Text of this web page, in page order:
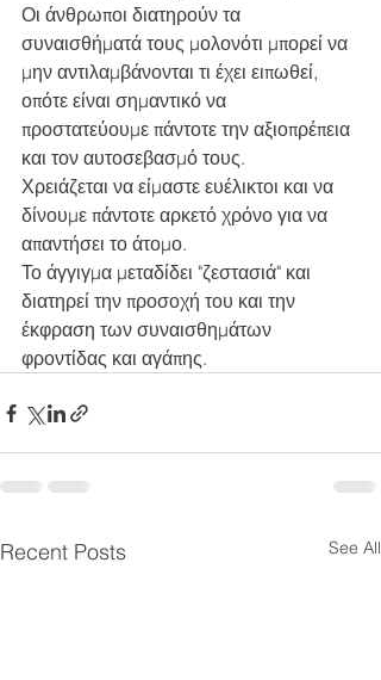
Οι άνθρωποι διατηρούν τα
συναισθήματά τους μολονότι μπορεί να
μην αντιλαμβάνονται τι έχει ειπωθεί,
οπότε είναι σημαντικό να
προστατεύουμε πάντοτε την αξιοπρέπεια
και τον αυτοσεβασμό τους.
Χρειάζεται να είμαστε ευέλικτοι και να
δίνουμε πάντοτε αρκετό χρόνο για να
απαντήσει το άτομο.
Το άγγιγμα μεταδίδει "ζεστασιά" και
διατηρεί την προσοχή του και την
έκφραση των συναισθημάτων
φροντίδας και αγάπης.
Recent Posts See All